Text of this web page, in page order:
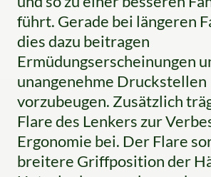
führt. Gerade bei längeren
dies dazu beitragen
Ermüdungserscheinungen
unangenehme Druckstellen
vorzubeugen. Zusätzlich
Flare des Lenkers zur
Ergonomie bei. Der Flare
breitere Griffposition der